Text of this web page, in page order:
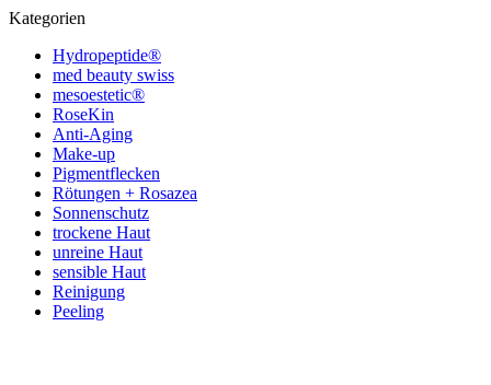
Kategorien
Hydropeptide®
med beauty swiss
mesoestetic®
RoseKin
Anti-Aging
Make-up
Pigmentflecken
Rötungen + Rosazea
Sonnenschutz
trockene Haut
unreine Haut
sensible Haut
Reinigung
Peeling